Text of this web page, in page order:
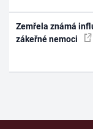
Zemřela známá
zákeřné nemoci